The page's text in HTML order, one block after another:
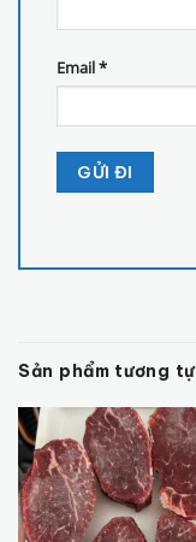
Email*
Sản phẩm tương tự